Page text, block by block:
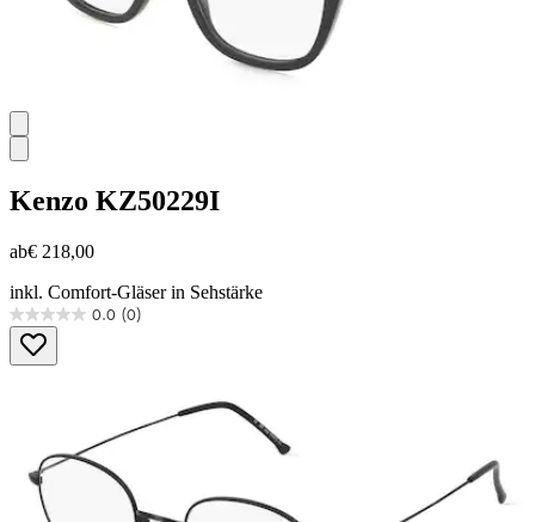
Kenzo KZ50229I
ab€ 218,00
inkl. Comfort-Gläser in Sehstärke
0.0 (0)
0.0
von
5